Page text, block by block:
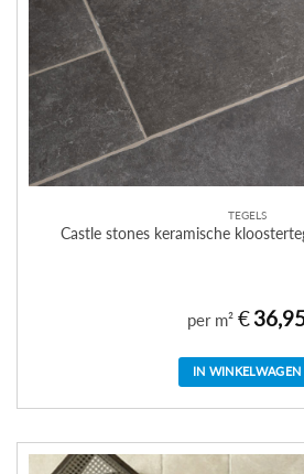
TEGELS
Castle stones keramische
per m² €
IN WINKELWAGEN